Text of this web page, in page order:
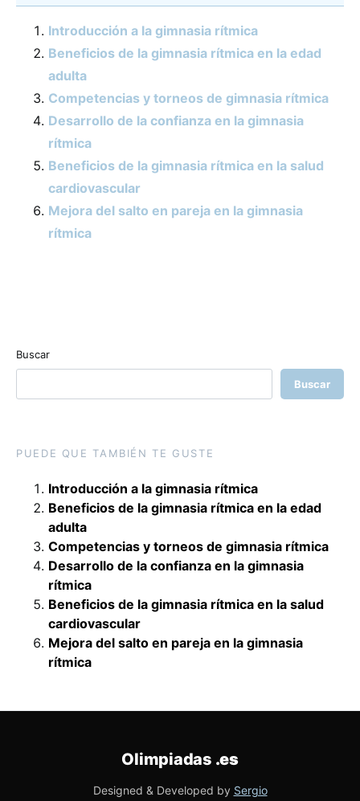
Introducción a la gimnasia rítmica
Beneficios de la gimnasia rítmica en la edad
adulta
Competencias y torneos de gimnasia rítmica
Desarrollo de la confianza en la gimnasia
rítmica
Beneficios de la gimnasia rítmica en la salud
cardiovascular
Mejora del salto en pareja en la gimnasia
rítmica
Buscar
Buscar
PUEDE QUE TAMBIÉN TE GUSTE
Introducción a la gimnasia rítmica
Beneficios de la gimnasia rítmica en la edad
adulta
Competencias y torneos de gimnasia rítmica
Desarrollo de la confianza en la gimnasia
rítmica
Beneficios de la gimnasia rítmica en la salud
cardiovascular
Mejora del salto en pareja en la gimnasia
rítmica
Olimpiadas .es
Designed & Developed by Sergio